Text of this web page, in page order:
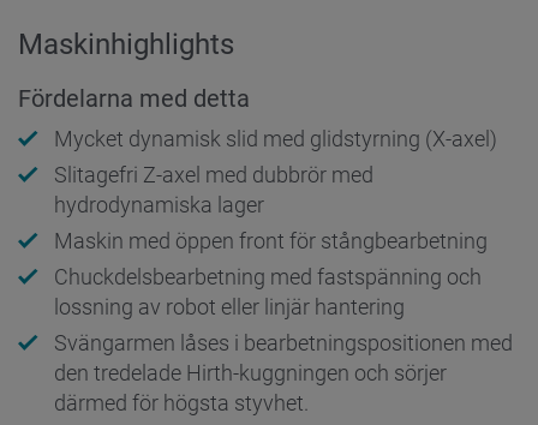
Maskinhighlights
Fördelarna med detta
Mycket dynamisk slid med glidstyrning (X-axel)
Slitagefri Z-axel med dubbrör med
hydrodynamiska lager
Maskin med öppen front för stångbearbetning
Chuckdelsbearbetning med fastspänning och
lossning av robot eller linjär hantering
Svängarmen låses i bearbetningspositionen med
den tredelade Hirth-kuggningen och sörjer
därmed för högsta styvhet.